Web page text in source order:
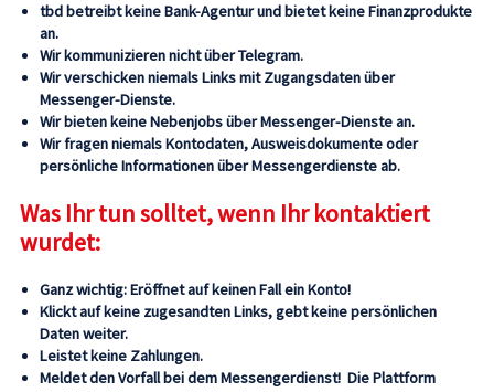
tbd betreibt keine Bank-Agentur und bietet keine Finanzprodukte
an.
Wir kommunizieren nicht über Telegram.
Wir verschicken niemals Links mit Zugangsdaten über
Messenger-Dienste.
Wir bieten keine Nebenjobs über Messenger-Dienste an.
Wir fragen niemals Kontodaten, Ausweisdokumente oder
persönliche Informationen über Messengerdienste ab.
Was Ihr tun solltet, wenn Ihr kontaktiert
wurdet:
Ganz wichtig: Eröffnet auf keinen Fall ein Konto!
Klickt auf keine zugesandten Links, gebt keine persönlichen
Daten weiter.
Leistet keine Zahlungen.
Meldet den Vorfall bei dem Messengerdienst! Die Plattform